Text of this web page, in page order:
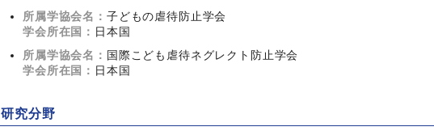
所属学協会名： 子どもの虐待防止学会
学会所在国： 日本国
所属学協会名： 国際こども虐待ネグレクト防止学会
学会所在国： 日本国
研究分野